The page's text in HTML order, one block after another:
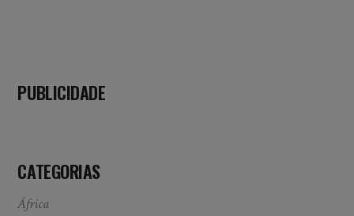
PUBLICIDADE
CATEGORIAS
África